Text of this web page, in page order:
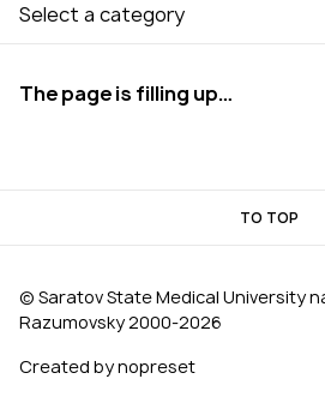
Select a category
The page is filling up…
TO TOP
© Saratov State Medical University
Razumovsky 2000‑2026
Created by nopreset